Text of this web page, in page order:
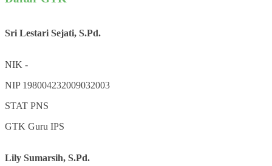
Sri Lestari Sejati, S.Pd.
NIK -
NIP 198004232009032003
STAT PNS
GTK Guru IPS
Lily Sumarsih, S.Pd.